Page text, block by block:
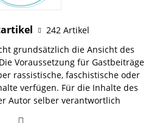
242 Artikel
grundsätzlich die Ansicht des
Voraussetzung für Gastbeiträge
rassistische, faschistische oder
verfügen. Für die Inhalte des
Autor selber verantwortlich